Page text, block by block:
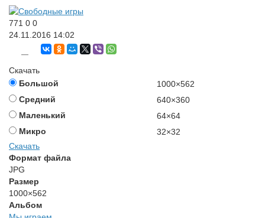
771 0 0
24.11.2016 14:02
—
Скачать
Большой
1000×562
Средний
640×360
Маленький
64×64
Микро
32×32
Скачать
Формат файла
JPG
Размер
1000×562
Альбом